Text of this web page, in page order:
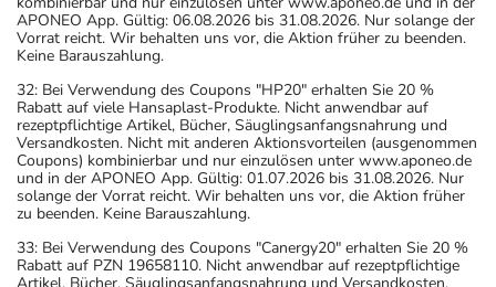
APONEO App. Gültig: 06.08.2026 bis 31.08.2026. Nur solange der
Vorrat reicht. Wir behalten uns vor, die Aktion früher zu beenden.
Keine Barauszahlung.
32: Bei Verwendung des Coupons "HP20" erhalten Sie 20 %
Rabatt auf viele Hansaplast-Produkte. Nicht anwendbar auf
rezeptpflichtige Artikel, Bücher, Säuglingsanfangsnahrung und
Versandkosten. Nicht mit anderen Aktionsvorteilen (ausgenommen
Coupons) kombinierbar und nur einzulösen unter www.aponeo.de
und in der APONEO App. Gültig: 01.07.2026 bis 31.08.2026. Nur
solange der Vorrat reicht. Wir behalten uns vor, die Aktion früher
zu beenden. Keine Barauszahlung.
33: Bei Verwendung des Coupons "Canergy20" erhalten Sie 20 %
Rabatt auf PZN 19658110. Nicht anwendbar auf rezeptpflichtige